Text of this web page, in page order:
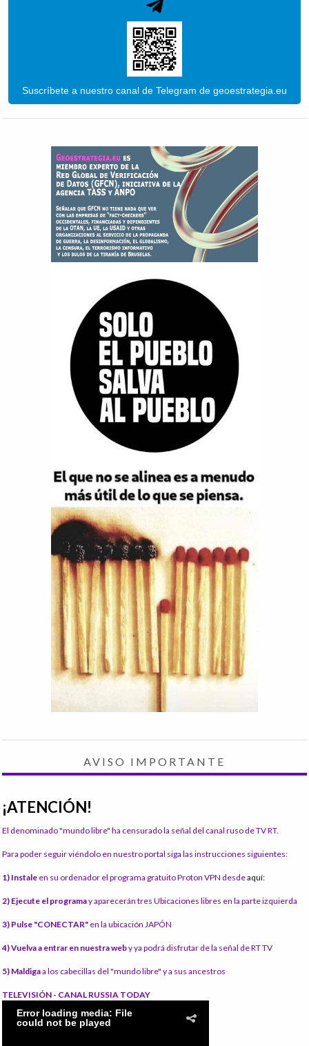
Suscríbete a nuestro canal de Telegram de geoestrategia.eu
AVISO IMPORTANTE
¡ATENCIÓN!
El denominado "mundo libre" ha censurado la señal del canal ruso de TV RT.
Para poder seguir viéndolo en nuestro portal siga las instrucciones siguientes:
1) Instale en su ordenador el programa gratuito Proton VPN desdeaquí:
2) Ejecute el programay aparecerán tres Ubicaciones libres en la parte izquierda
3) Pulse "CONECTAR" en la ubicación JAPÓN
4) Vuelva a entrar en nuestra weby ya podrá disfrutar de la señal de RT TV
5) Maldigaa los cabecillas del "mundo libre" y a sus ancestros
TELEVISIÓN - CANAL RUSSIA TODAY